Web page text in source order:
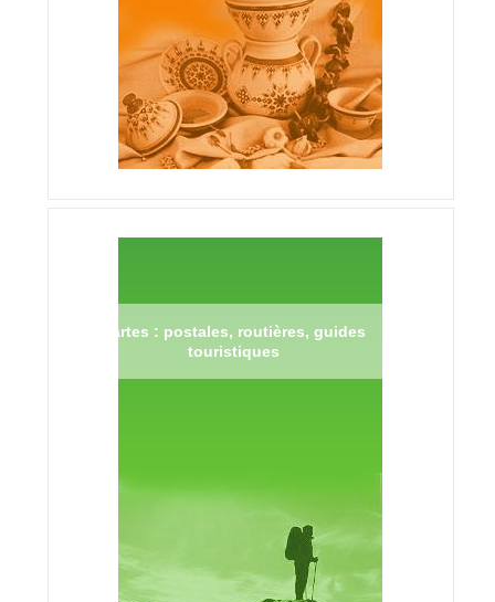
Cartes : postales, routières, guides
touristiques